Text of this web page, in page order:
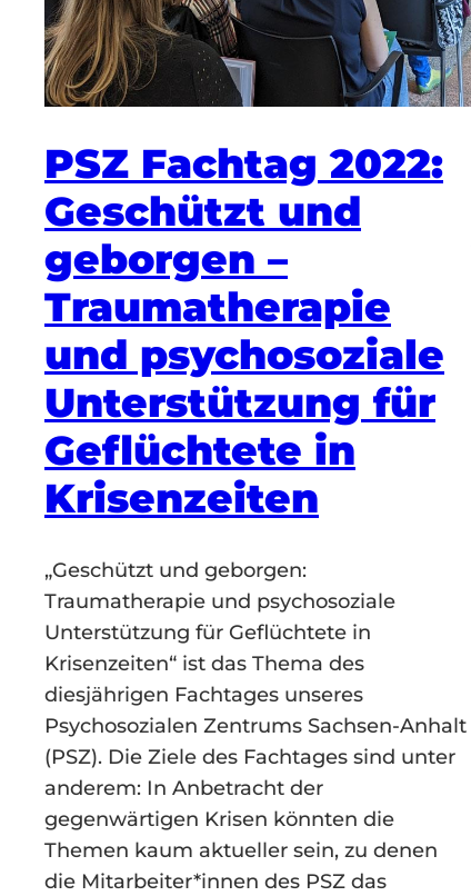
PSZ Fachtag 2022:
Geschützt und
geborgen –
Traumatherapie
und psychosoziale
Unterstützung für
Geflüchtete in
Krisenzeiten
„Geschützt und geborgen:
Traumatherapie und psychosoziale
Unterstützung für Geflüchtete in
Krisenzeiten“ ist das Thema des
diesjährigen Fachtages unseres
Psychosozialen Zentrums Sachsen-Anhalt
(PSZ). Die Ziele des Fachtages sind unter
anderem: In Anbetracht der
gegenwärtigen Krisen könnten die
Themen kaum aktueller sein, zu denen
die Mitarbeiter*innen des PSZ das